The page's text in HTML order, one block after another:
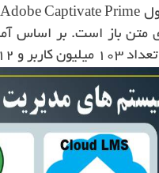
گستره تمامی کشورها دارد.